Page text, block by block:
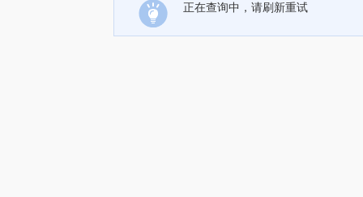
正在查询中，请刷新重试